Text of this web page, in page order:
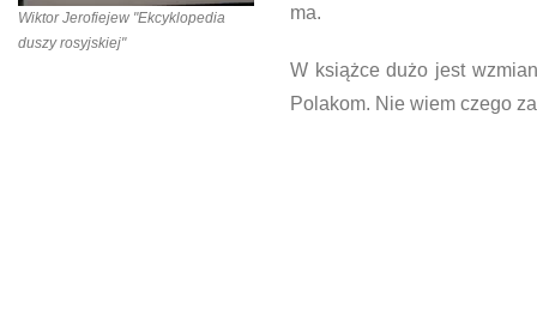
Wiktor Jerofiejew "Ekcyklopedia
duszy rosyjskiej"
ma.
W książce dużo jest
Polakom. Nie wiem czego